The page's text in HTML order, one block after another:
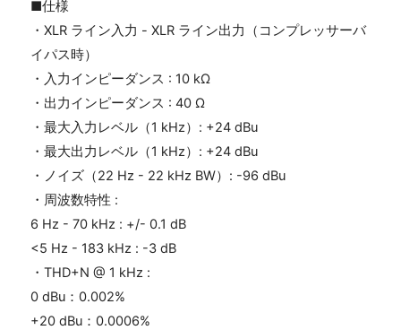
■仕様
・XLR ライン入力 - XLR ライン出力（コンプレッサーバ
イパス時）
・入力インピーダンス : 10 kΩ
・出力インピーダンス : 40Ω
・最大入力レベル（1 kHz） : +24 dBu
・最大出力レベル（1 kHz） : +24 dBu
・ノイズ（22 Hz - 22 kHz BW） : -96 dBu
・周波数特性 :
6 Hz - 70 kHz : +/- 0.1 dB
<5 Hz - 183 kHz : -3 dB
・THD+N @ 1 kHz :
0 dBu：0.002%
+20 dBu：0.0006%